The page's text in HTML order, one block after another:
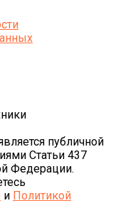
публичной
Статьи 437
Федерации.
и Политикой